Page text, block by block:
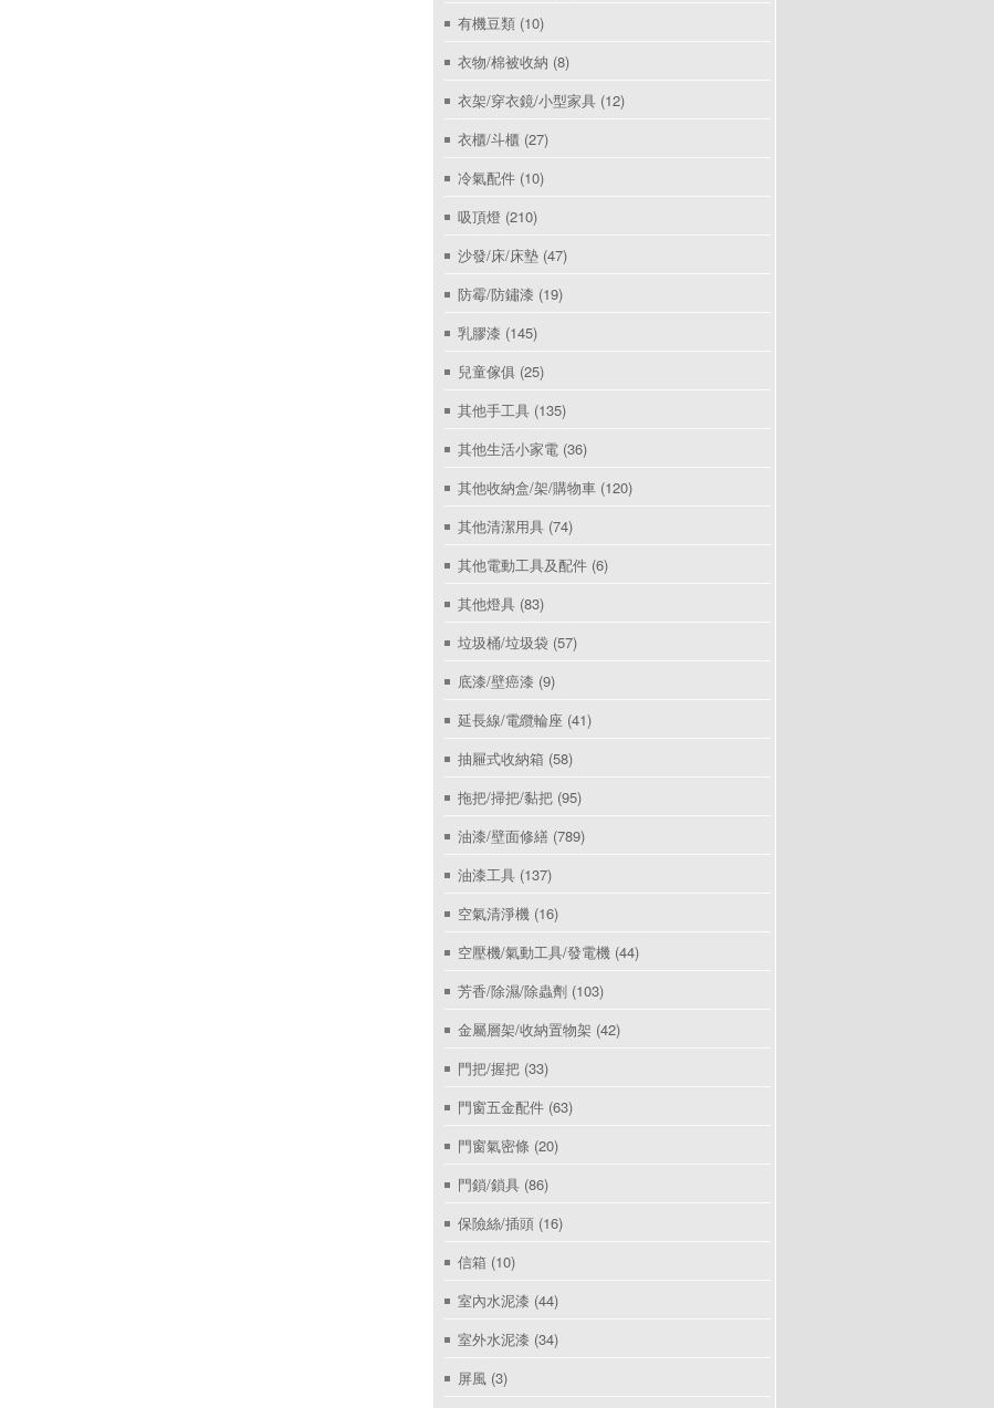
有機豆類 (10)
衣物/棉被收納 (8)
衣架/穿衣鏡/小型家具 (12)
衣櫃/斗櫃 (27)
冷氣配件 (10)
吸頂燈 (210)
沙發/床/床墊 (47)
防霉/防鏽漆 (19)
乳膠漆 (145)
兒童傢俱 (25)
其他手工具 (135)
其他生活小家電 (36)
其他收納盒/架/購物車 (120)
其他清潔用具 (74)
其他電動工具及配件 (6)
其他燈具 (83)
垃圾桶/垃圾袋 (57)
底漆/壁癌漆 (9)
延長線/電纜輪座 (41)
抽屜式收納箱 (58)
拖把/掃把/黏把 (95)
油漆/壁面修繕 (789)
油漆工具 (137)
空氣清淨機 (16)
空壓機/氣動工具/發電機 (44)
芳香/除濕/除蟲劑 (103)
金屬層架/收納置物架 (42)
門把/握把 (33)
門窗五金配件 (63)
門窗氣密條 (20)
門鎖/鎖具 (86)
保險絲/插頭 (16)
信箱 (10)
室內水泥漆 (44)
室外水泥漆 (34)
屏風 (3)